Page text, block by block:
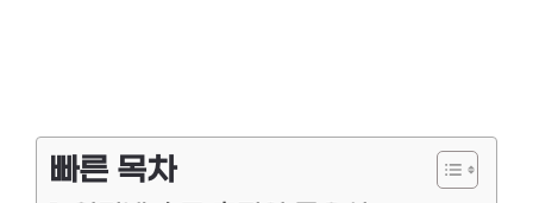
빠른 목차